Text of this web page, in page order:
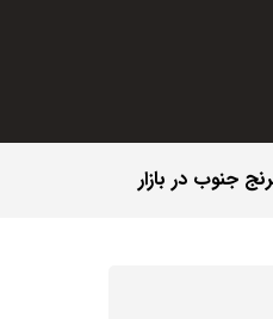
جنوب در بازار